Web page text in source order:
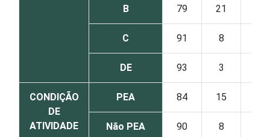
B 79 21
C 91 8
DE 93 3
CONDIÇÃO
DE
ATIVIDADE
PEA 84 15
Não PEA 90 8